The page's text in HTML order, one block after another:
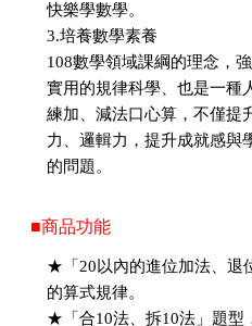
快樂學數學。
3.培養數學素養
108數學領域課綱的理念，
實用的規律科學、也是一種
練加、減法口心算，不僅提
力、邏輯力，提升成就感與
的問題。
■商品功能
★「20以內的進位加法、退
的算式規律。
★「合10法、拆10法」題型